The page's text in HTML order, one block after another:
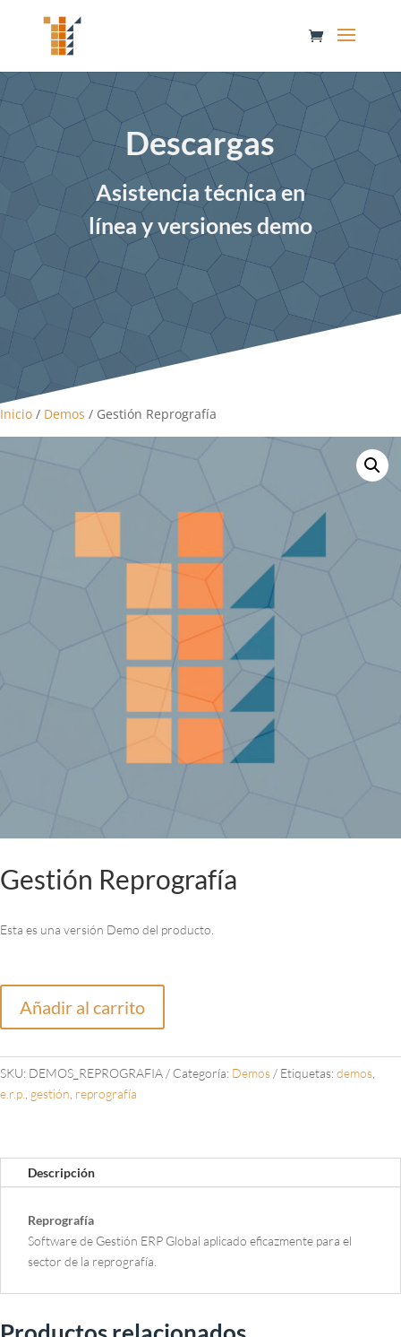
Descargas
Asistencia técnica en
línea y versiones demo
Inicio / Demos / Gestión Reprografía
Gestión Reprografía
Esta es una versión Demo del producto.
cantidad
Añadir al carrito
e
r
i
SKU: DEMOS_REPROGRAFIA Categoría: Demos Etiquetas:demos
e.r.p. gestión reprografía
Descripción
Reprografía
Software de Gestión ERP Global aplicado eficazmente para el
sector de la reprografía.